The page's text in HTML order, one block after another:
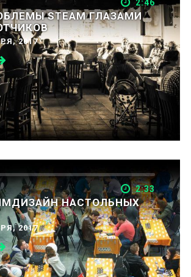
2:46
STEAM ГЛАЗАМИ
2017
2:33
НАСТОЛЬНЫХ
2017